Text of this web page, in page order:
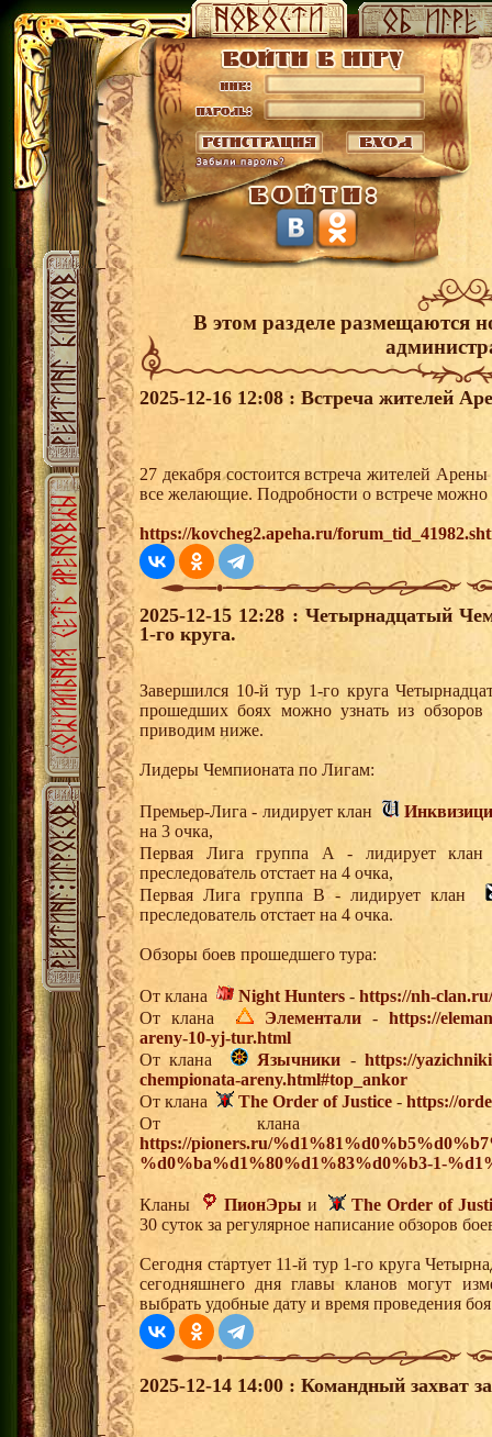
В этом разделе размещаются
2025-12-16 12:08 : Встреча жителей
27 декабря состоится встреча жителей
все желающие. Подробности о встрече можно
https://kovcheg2.apeha.ru/
2025-12-15 12:28 : Четырнадцатый
1-го круга.
Завершился 10-й тур 1-го круга
прошедших боях можно узнать из
приводим ниже.
Лидеры Чемпионата по Лигам:
Премьер-Лига - лидирует клан
на 3 очка,
Первая Лига группа А - лидирует
преследователь отстает на 4 очка,
Первая Лига группа В - лидирует клан
преследователь отстает на 4 очка.
Обзоры боев прошедшего тура:
От клана Night Hunters - https://nh-
От клана
Элементали - https://
areny-10-yj-tur.html
От клана
Язычники -https://
chempionata-areny.html#top_ankor
От клана
The Order of Justice - https://
От клана
https://pioners.ru/
%d0%ba%d1%80%d1%83%d0%b3-1-
Кланы ПионЭры и
The Order of
30 суток за регулярное написание обзоров
Сегодня стартует 11-й тур 1-го круга
сегодняшнего дня главы кланов могут
выбрать удобные дату и время проведения
2025-12-14 14:00 : Командный захват